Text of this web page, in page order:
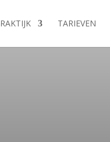
TARIEVEN